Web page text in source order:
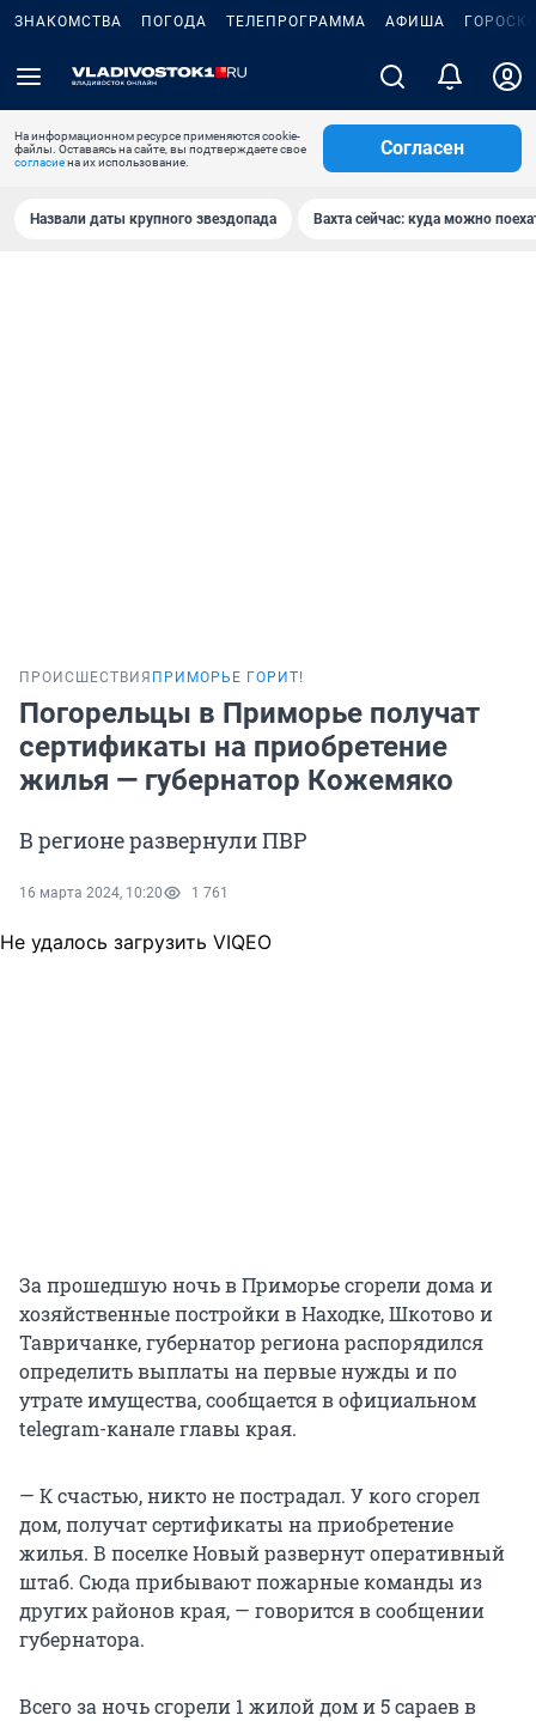
ЗНАКОМСТВА ПОГОДА ТЕЛЕПРОГРАММА АФИША
На информационном ресурсе применяются cookie-
файлы. Оставаясь на сайте, вы подтверждаете свое
согласиена их использование.
Согласен
Назвали даты крупного звездопада Вахта сейчас: куда можно
ПРОИСШЕСТВИЯ ПРИМОРЬЕ ГОРИТ!
Погорельцы в Приморье получат
сертификаты на приобретение
жилья — губернатор Кожемяко
В регионе развернули ПВР
16 марта 2024, 10:20 1 761
Не удалось загрузить VIQEO
За прошедшую ночь в Приморье сгорели дома и
хозяйственные постройки в Находке, Шкотово и
Тавричанке, губернатор региона распорядился
определить выплаты на первые нужды и по
утрате имущества, сообщается в официальном
telegram-канале главы края.
— К счастью, никто не пострадал. У кого сгорел
дом, получат сертификаты на приобретение
жилья. В поселке Новый развернут оперативный
штаб. Сюда прибывают пожарные команды из
других районов края, — говорится в сообщении
губернатора.
Всего за ночь сгорели 1 жилой дом и 5 сараев в